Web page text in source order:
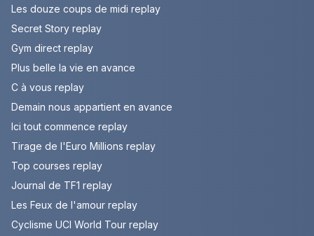
Les douze coups de midi replay
Secret Story replay
Gym direct replay
Plus belle la vie en avance
C à vous replay
Demain nous appartient en avance
Ici tout commence replay
Tirage de l'Euro Millions replay
Top courses replay
Journal de TF1 replay
Les Feux de l'amour replay
Cyclisme UCI World Tour replay